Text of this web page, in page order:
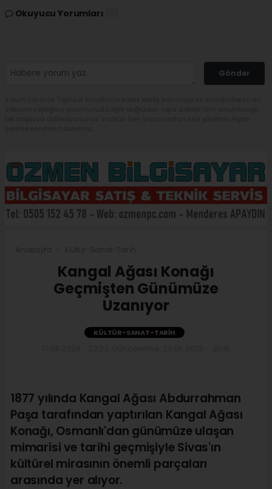
Okuyucu Yorumları
Gönder
Kangal Ağası Konağı
Geçmişten Günümüze
Uzanıyor
KÜLTÜR-SANAT-TARIH
1877 yılında Kangal Ağası Abdurrahman
Paşa tarafından yaptırılan Kangal Ağası
Konağı, Osmanlı'dan günümüze ulaşan
mimarisi ve tarihi geçmişiyle Sivas'ın
kültürel mirasının önemli parçaları
arasında yer alıyor.